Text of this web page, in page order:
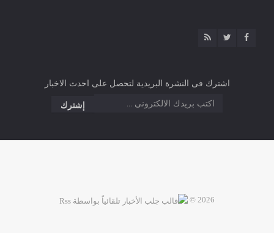
اشترك فى النشرة البريدية لتحصل على احدث الاخبار
2026 ©